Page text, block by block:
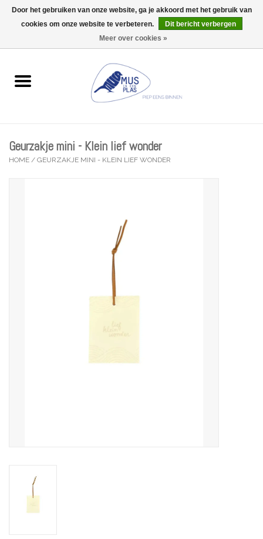
0 Artikelen - €0,00
Wenskaarten
Lifestyle
Geurzakje mini - Klein lief wonder
HOME / GEURZAKJE MINI - KLEIN LIEF WONDER
Door het gebruiken van onze website, ga je akkoord met het gebruik van
cookies om onze website te verbeteren.
Dit bericht verbergen
Meer over cookies »
Wij zijn uitzonderlijk gesloten op Do 13/08